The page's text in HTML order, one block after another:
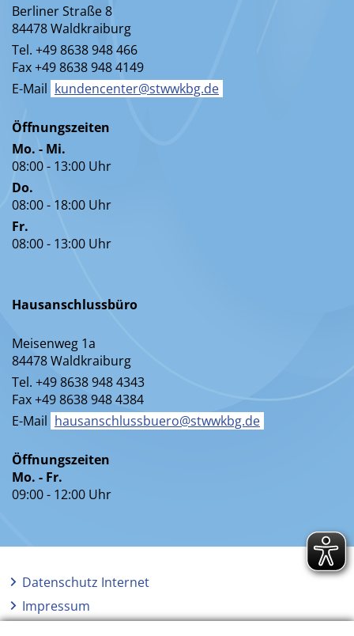
Berliner Straße 8
84478 Waldkraiburg
Tel. +49 8638 948 466
Fax +49 8638 948 4149
E-Mail kundencenter@stwwkbg.de
Öffnungszeiten
Mo. - Mi.
08:00 - 13:00 Uhr
Do.
08:00 - 18:00 Uhr
Fr.
08:00 - 13:00 Uhr
Hausanschlussbüro
Meisenweg 1a
84478 Waldkraiburg
Tel. +49 8638 948 4343
Fax +49 8638 948 4384
E-Mail hausanschlussbuero@stwwkbg.de
Öffnungszeiten
Mo. - Fr.
09:00 - 12:00 Uhr
Datenschutz Internet
Impressum